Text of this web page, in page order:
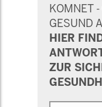
KOMNET
GESUND
HIER
ZUR